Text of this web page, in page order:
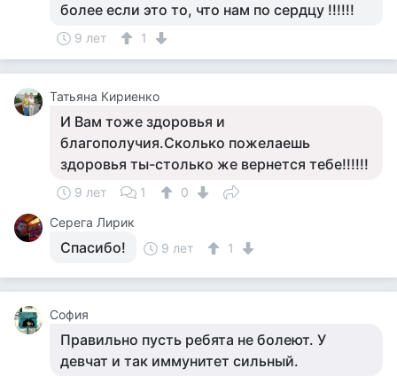
более если это то, что нам по сердцу !!!!!!
9 лет 1
Татьяна Кириенко
И Вам тоже здоровья и
благополучия.Сколько пожелаешь
здоровья ты-столько же вернется тебе!!!!!!
9 лет 1
0
Серега Лирик
Спасибо! 9 лет 1
София
Правильно пусть ребята не болеют. У
девчат и так иммунитет сильный.